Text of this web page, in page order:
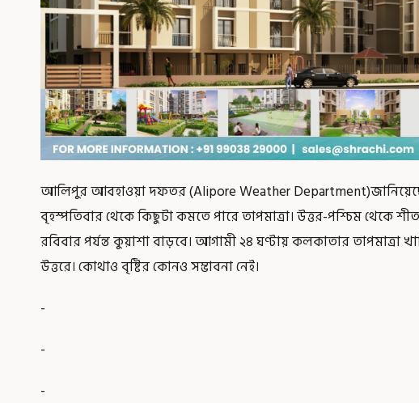
আলিপুর আবহাওয়া দফতর (Alipore Weather
বৃহস্পতিবার থেকে কিছুটা কমতে পারে তাপমাত্রা। উত্তর-পশ্চিম থেকে
রবিবার পর্যন্ত কুয়াশা বাড়বে। আগামী ২৪ ঘণ্টায় কলকাতার তাপমাত্রা
উত্তরে। কোথাও বৃষ্টির কোনও সম্ভাবনা নেই।
-
-
-